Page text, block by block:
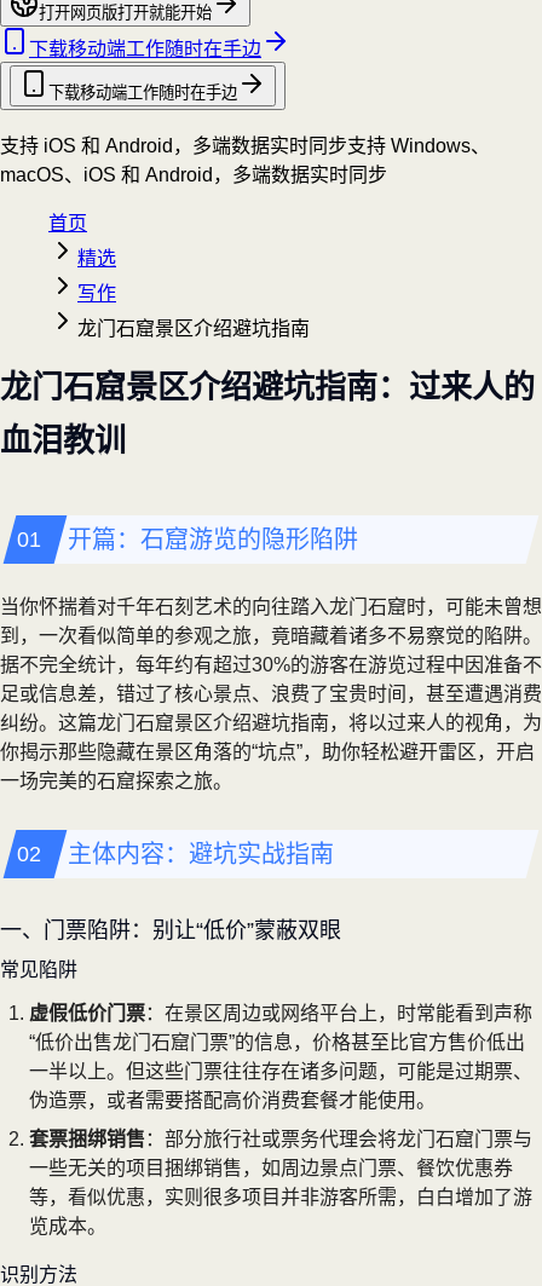
打开网页版打开就能开始
下载移动端工作随时在手边
下载移动端工作随时在手边
支持 iOS 和 Android，多端数据实时同步支持 Windows、
macOS、iOS 和 Android，多端数据实时同步
首页
精选
写作
龙门石窟景区介绍避坑指南
龙门石窟景区介绍避坑指南：过来人的
血泪教训
开篇：石窟游览的隐形陷阱
当你怀揣着对千年石刻艺术的向往踏入龙门石窟时，可能未曾想
到，一次看似简单的参观之旅，竟暗藏着诸多不易察觉的陷阱。
据不完全统计，每年约有超过30%的游客在游览过程中因准备不
足或信息差，错过了核心景点、浪费了宝贵时间，甚至遭遇消费
纠纷。这篇龙门石窟景区介绍避坑指南，将以过来人的视角，为
你揭示那些隐藏在景区角落的“坑点”，助你轻松避开雷区，开启
一场完美的石窟探索之旅。
主体内容：避坑实战指南
一、门票陷阱：别让“低价”蒙蔽双眼
常见陷阱
虚假低价门票：在景区周边或网络平台上，时常能看到声称
“低价出售龙门石窟门票”的信息，价格甚至比官方售价低出
一半以上。但这些门票往往存在诸多问题，可能是过期票、
伪造票，或者需要搭配高价消费套餐才能使用。
套票捆绑销售 ：部分旅行社或票务代理会将龙门石窟门票与
一些无关的项目捆绑销售，如周边景点门票、餐饮优惠券
等，看似优惠，实则很多项目并非游客所需，白白增加了游
览成本。
识别方法